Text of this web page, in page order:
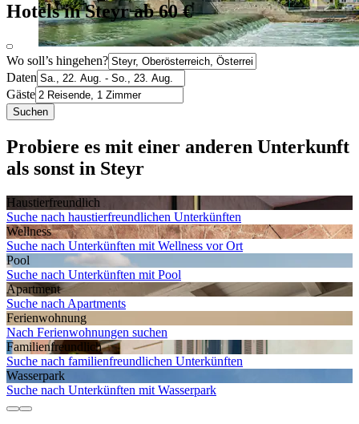
Hotels in Steyr ab 60 €
Wo soll’s hingehen?
Daten
Gäste
Suchen
Probiere es mit einer anderen Unterkunft
als sonst in Steyr
Haustier­freundlich
Suche nach haustierfreundlichen Unterkünften
Wellness
Suche nach Unterkünften mit Wellness vor Ort
Pool
Suche nach Unterkünften mit Pool
Apartment
Suche nach Apartments
Ferien­wohnung
Nach Ferienwohnungen suchen
Familien­freundlich
Suche nach familienfreundlichen Unterkünften
Wasserpark
Suche nach Unterkünften mit Wasserpark